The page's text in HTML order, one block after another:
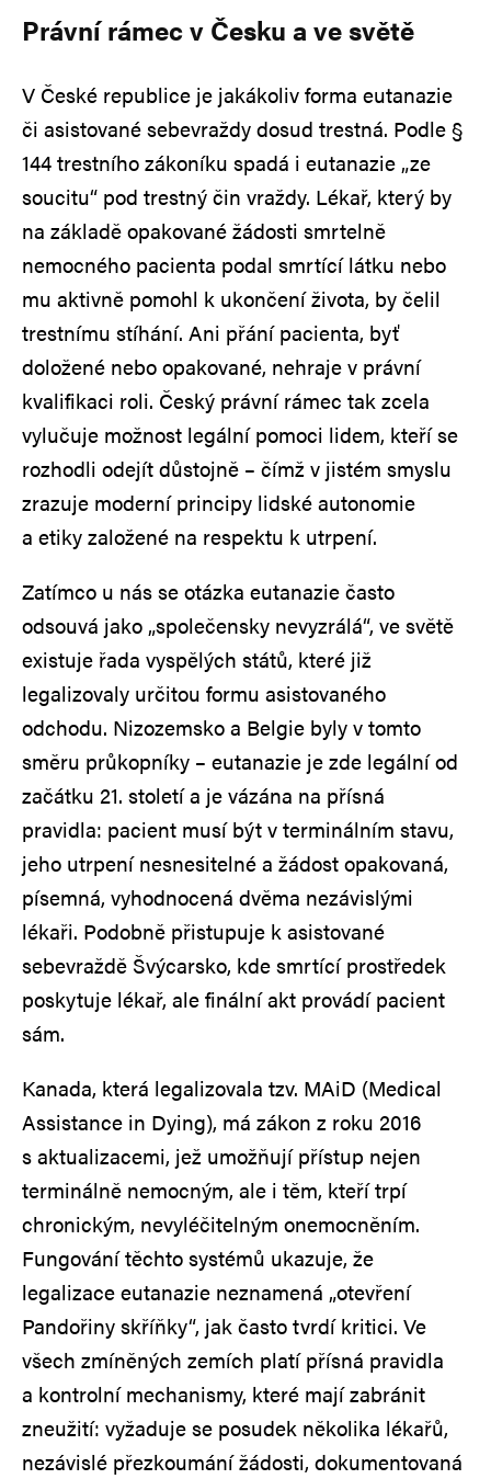
Právní rámec v Česku a ve světě
V České republice je jakákoliv forma eutanazie
či asistované sebevraždy dosud trestná. Podle §
144 trestního zákoníku spadá i eutanazie „ze
soucitu“ pod trestný čin vraždy. Lékař, který by
na základě opakované žádosti smrtelně
nemocného pacienta podal smrtící látku nebo
mu aktivně pomohl k ukončení života, by čelil
trestnímu stíhání. Ani přání pacienta, byť
doložené nebo opakované, nehraje v právní
kvalifikaci roli. Český právní rámec tak zcela
vylučuje možnost legální pomoci lidem, kteří se
rozhodli odejít důstojně – čímž v jistém smyslu
zrazuje moderní principy lidské autonomie
a etiky založené na respektu k utrpení.
Zatímco u nás se otázka eutanazie často
odsouvá jako „společensky nevyzrálá“, ve světě
existuje řada vyspělých států, které již
legalizovaly určitou formu asistovaného
odchodu. Nizozemsko a Belgie byly v tomto
směru průkopníky – eutanazie je zde legální od
začátku 21. století a je vázána na přísná
pravidla: pacient musí být v terminálním stavu,
jeho utrpení nesnesitelné a žádost opakovaná,
písemná, vyhodnocená dvěma nezávislými
lékaři. Podobně přistupuje k asistované
sebevraždě Švýcarsko, kde smrtící prostředek
poskytuje lékař, ale finální akt provádí pacient
sám.
Kanada, která legalizovala tzv. MAiD (Medical
Assistance in Dying), má zákon z roku 2016
s aktualizacemi, jež umožňují přístup nejen
terminálně nemocným, ale i těm, kteří trpí
chronickým, nevyléčitelným onemocněním.
Fungování těchto systémů ukazuje, že
legalizace eutanazie neznamená „otevření
Pandořiny skříňky“, jak často tvrdí kritici. Ve
všech zmíněných zemích platí přísná pravidla
a kontrolní mechanismy, které mají zabránit
zneužití: vyžaduje se posudek několika lékařů,
nezávislé přezkoumání žádosti, dokumentovaná